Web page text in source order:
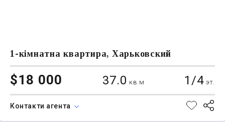
1-кімнатна квартира, Харьковский
$18 000 37.0 кв.м 1/4 эт.
Контакти агента